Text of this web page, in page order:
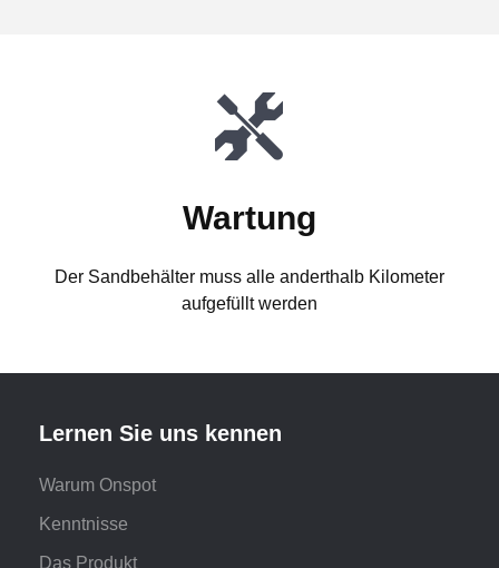
Wartung
Der Sandbehälter muss alle anderthalb Kilometer
aufgefüllt werden
Lernen Sie uns kennen
Warum Onspot
Kenntnisse
Das Produkt